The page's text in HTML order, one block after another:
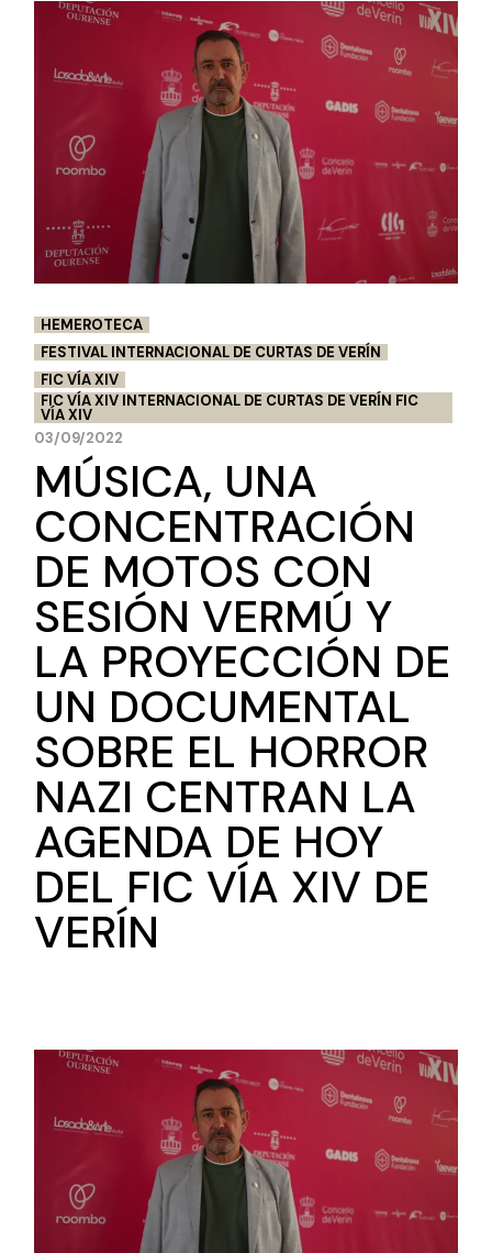
HEMEROTECA
FESTIVAL INTERNACIONAL DE CURTAS DE VERÍN
FIC VÍA XIV
FIC VÍA XIV INTERNACIONAL DE CURTAS DE VERÍN FIC
VÍA XIV
03/09/2022
MÚSICA, UNA
CONCENTRACIÓN
DE MOTOS CON
SESIÓN VERMÚ Y
LA PROYECCIÓN DE
UN DOCUMENTAL
SOBRE EL HORROR
NAZI CENTRAN LA
AGENDA DE HOY
DEL FIC VÍA XIV DE
VERÍN